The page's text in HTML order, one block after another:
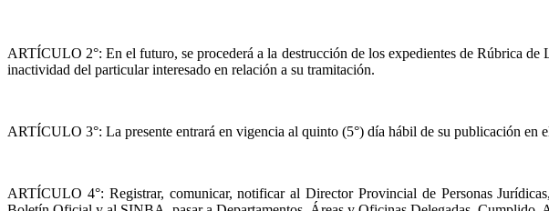
ARTÍCULO 2°: En el futuro, se procederá a la destrucción de los expedientes de Rúbrica
inactividad del particular interesado en relación a su tramitación.
ARTÍCULO 3°: La presente entrará en vigencia al quinto (5°) día hábil de su publicación en
ARTÍCULO 4°: Registrar, comunicar, notificar al Director Provincial de Personas